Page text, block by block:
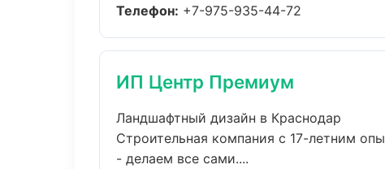
Телефон: +7-975-935-44-72
ИП Центр Премиум
Ландшафтный дизайн в Краснодар
Строительная компания с 17-летним
- делаем все сами....